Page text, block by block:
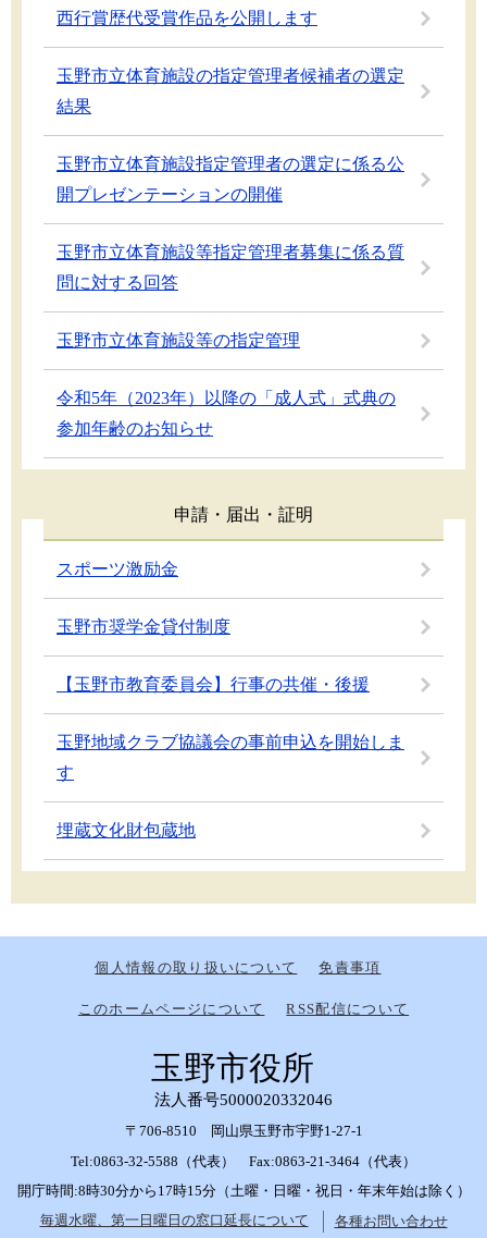
西行賞歴代受賞作品を公開します
玉野市立体育施設の指定管理者候補者の選定
結果
玉野市立体育施設指定管理者の選定に係る公
開プレゼンテーションの開催
玉野市立体育施設等指定管理者募集に係る質
問に対する回答
玉野市立体育施設等の指定管理
令和5年（2023年）以降の「成人式」式典の
参加年齢のお知らせ
申請・届出・証明
スポーツ激励金
玉野市奨学金貸付制度
【玉野市教育委員会】行事の共催・後援
玉野地域クラブ協議会の事前申込を開始しま
す
埋蔵文化財包蔵地
個人情報の取り扱いについて 免責事項
このホームページについて RSS配信について
玉野市役所
法人番号5000020332046
〒706-8510 岡山県玉野市宇野1-27-1
Tel:0863-32-5588（代表） Fax:0863-21-3464（代表）
開庁時間:8時30分から17時15分（土曜・日曜・祝日・年末年始は除く）
毎週水曜、第一日曜日の窓口延長について
各種お問い合わせ